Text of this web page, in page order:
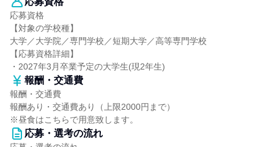
応募資格
【対象の学校種】
大学／大学院／専門学校／短期大学／高等専門学校
【応募資格詳細】
・2027年3月卒業予定の大学生(現2年生)
報酬・交通費
報酬・交通費
報酬あり・交通費あり（上限2000円まで）
※昼食はこちらで用意致します。
応募・選考の流れ